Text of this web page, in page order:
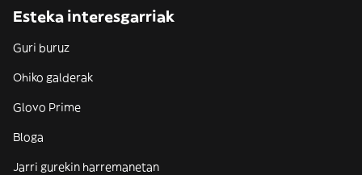
Esteka interesgarriak
Guri buruz
Ohiko galderak
Glovo Prime
Bloga
Jarri gurekin harremanetan